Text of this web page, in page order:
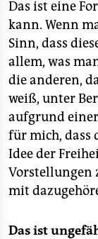
Das ist eine
kann. Wenn
Sinn, dass
allem, was
die anderen,
weiß, unter
aufgrund
für mich, dass
Idee der
Vorstellungen
mit
Das ist